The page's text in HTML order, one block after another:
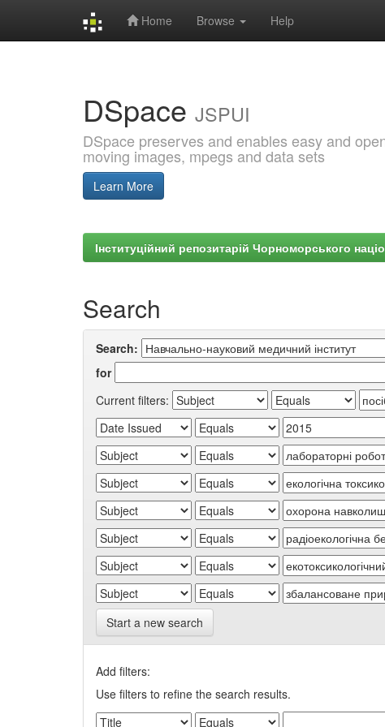
Home Browse Help
DSpace JSPUI
DSpace preserves and enables easy and
moving images, mpegs and data sets
Learn More
Інституційний репозитарій Чорноморського
Search
Search:
for
Current filters:
Start a new search
Add filters:
Use filters to refine the search results.